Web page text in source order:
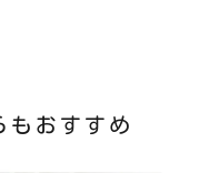
もおすすめ